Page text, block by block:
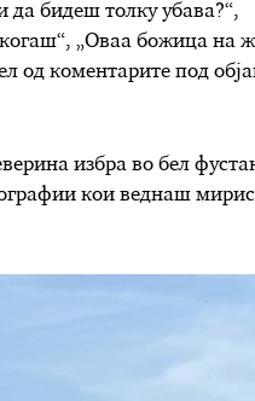
бидеш толку убава?“,
„Оваа божица на
од коментарите под
избра во бел
кои веднаш